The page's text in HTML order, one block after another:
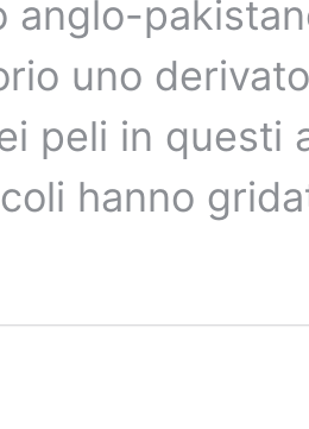
anglo-
uno
peli in questi
hanno